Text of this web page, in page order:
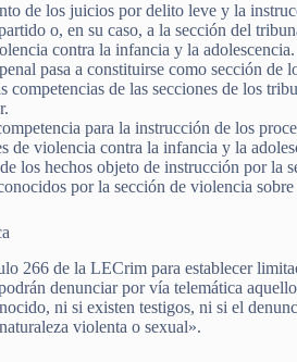
de los juicios por delito leve y la
o, en su caso, a la sección del
contra la infancia y la adolescencia.
pasa a constituirse como sección de
competencias de las secciones de los
para la instrucción de los
de violencia contra la infancia y la
los hechos objeto de instrucción por la
por la sección de violencia
266 de la LECrim para establecer
denunciar por vía telemática
ni si existen testigos, ni si el
violenta o sexual».